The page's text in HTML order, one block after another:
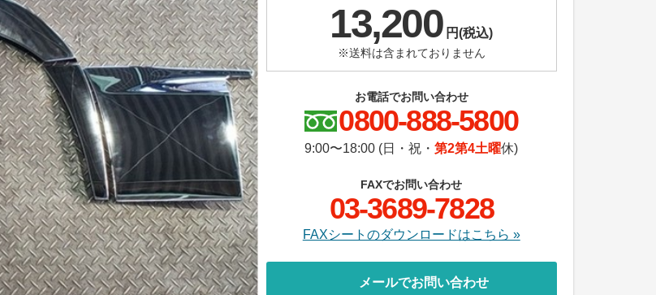
13,200円(税込)
※送料は含まれておりません
お電話でお問い合わせ
0800-888-5800
9:00〜18:00 (日・祝・第2第4土曜休)
FAXでお問い合わせ
03-3689-7828
FAXシートのダウンロードはこちら »
メールでお問い合わせ